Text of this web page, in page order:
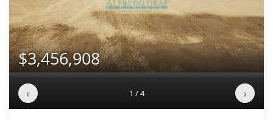
$3,456,908
‹ 1 / 4 ›